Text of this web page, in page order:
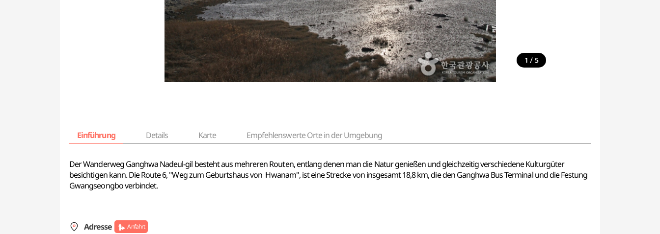
1 / 5
Einführung Details Karte Empfehlenswerte Orte in der Umgebung
Der Wanderweg Ganghwa Nadeul-gil besteht aus mehreren Routen, entlang denen man die Natur genießen und gleichzeitig verschiedene Kulturgüter
besichtigen kann. Die Route 6, "Weg zum Geburtshaus von Hwanam", ist eine Strecke von insgesamt 18,8 km, die den Ganghwa Bus Terminal und die Festung
Gwangseongbo verbindet.
Adresse Anfahrt